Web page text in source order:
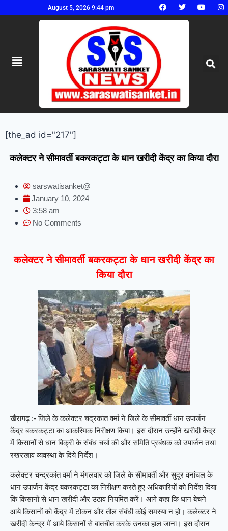
August 5, 2026 9:44 pm
[the_ad id="217"]
कलेक्टर ने सीमावर्ती बकरकट्टा के धान खरीदी केंद्र का किया दौरा
sarswatisanket@
January 10, 2024
3:58 am
No Comments
कलेक्टर ने सीमावर्ती बकरकट्टा के धान खरीदी केंद्र का
किया दौरा
खैरागढ़ :- जिले के कलेक्टर चंद्रकांत वर्मा ने जिले के सीमावर्ती धान उपार्जन
केंद्र बकरकट्टा का आकस्मिक निरीक्षण किया। इस दौरान उन्होंने खरीदी केंद्र
में किसानों से धान बिक्री के संबंध चर्चा की और समिति प्रबंधक को उपार्जन तथा
रखरखाव व्यवस्था के दिये निर्देश।
कलेक्टर चन्द्रकांत वर्मा ने मंगलवार को जिले के सीमावर्ती और सुदूर वनांचल के
धान उपार्जन केंद्र बकरकट्टा का निरीक्षण करते हुए अधिकारियों को निर्देश दिया
कि किसानों से धान खरीदी और उठाव नियमित करें। आगे कहा कि धान बेचने
आये किसानों को केंद्र में टोकन और तौल संबंधी कोई समस्या न हो। कलेक्टर ने
खरीदी केन्द्र में आये किसानों से बातचीत करके उनका हाल जाना। इस दौरान